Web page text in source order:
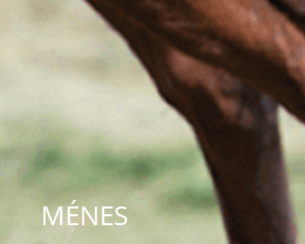
MÉNES